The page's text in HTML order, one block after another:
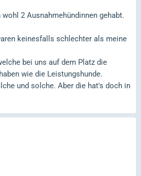
2 Ausnahmehündinnen gehabt.
keinesfalls schlechter als meine
bei uns auf dem Platz die
wie die Leistungshunde.
und solche. Aber die hat's doch in